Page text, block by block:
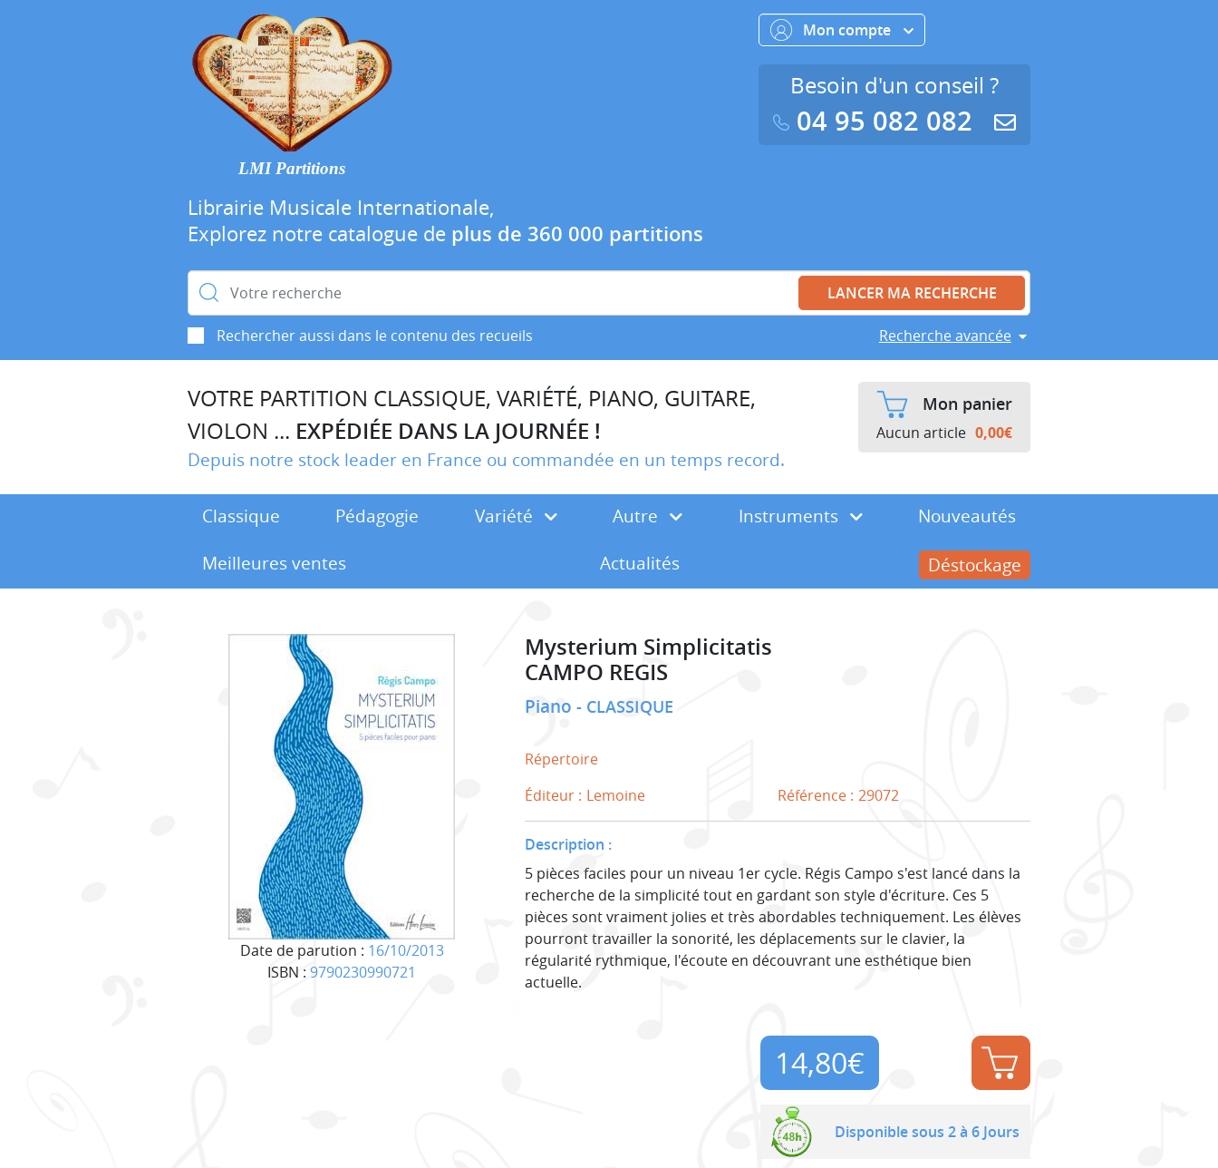
LMI Partitions
Librairie Musicale Internationale,
Explorez notre catalogue de plus de 360 000 partitions
Rechercher :
Rechercher aussi dans le contenu des recueils Recherche avancée
Mon compte
Besoin d'un conseil ?
04 95 082 082
VOTRE PARTITION CLASSIQUE, VARIÉTÉ, PIANO, GUITARE,
VIOLON ... EXPÉDIÉE DANS LA JOURNÉE !
Depuis notre stock leader en France ou commandée en un temps record.
Mon panier
Aucun article 0,00€
Classique Pédagogie Variété Autre Instruments
Nouveautés
Meilleures ventes
Actualités Déstockage
Date de parution : 16/10/2013
ISBN : 9790230990721
Mysterium Simplicitatis
CAMPO REGIS
Piano CLASSIQUE
Répertoire
Éditeur : Lemoine Référence : 29072
Description :
5 pièces faciles pour un niveau 1er cycle. Régis Campo s'est lancé dans la
recherche de la simplicité tout en gardant son style d'écriture. Ces 5
pièces sont vraiment jolies et très abordables techniquement. Les élèves
pourront travailler la sonorité, les déplacements sur le clavier, la
régularité rythmique, l'écoute en découvrant une esthétique bien
actuelle.
14,80€
Disponible sous 2 à 6 Jours